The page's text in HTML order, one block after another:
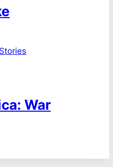
War